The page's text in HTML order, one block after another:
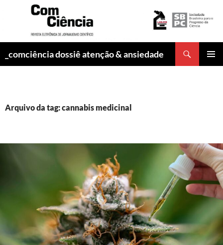
_comciência dossiê atenção & ansiedade
Arquivo da tag: cannabis medicinal